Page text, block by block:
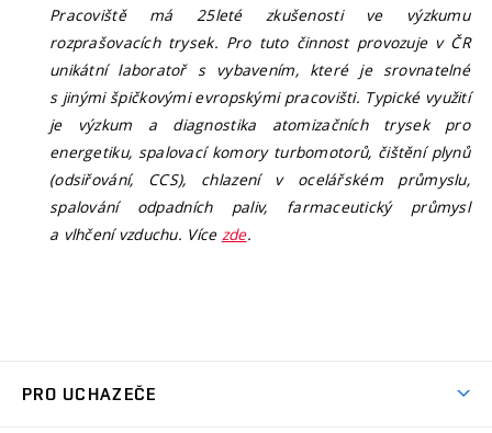
Pracoviště má 25leté zkušenosti ve výzkumu
rozprašovacích trysek. Pro tuto činnost provozuje v ČR
unikátní laboratoř s vybavením, které je srovnatelné
s jinými špičkovými evropskými pracovišti. Typické využití
je výzkum a diagnostika atomizačních trysek pro
energetiku, spalovací komory turbomotorů, čištění plynů
(odsiřování, CCS), chlazení v ocelářském průmyslu,
spalování odpadních paliv, farmaceutický průmysl
a vlhčení vzduchu. Více zde.
PRO UCHAZEČE